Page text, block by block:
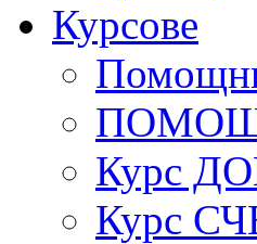
Курсове
Курс
Курс